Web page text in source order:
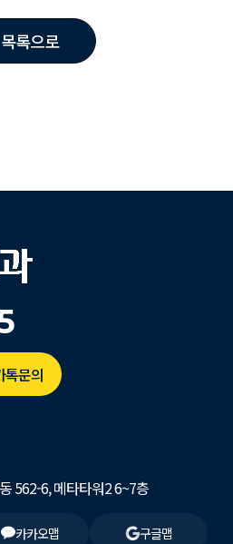
목록으로
톡문의
562-6, 메타타워2 6~7층
카카오맵 구글맵